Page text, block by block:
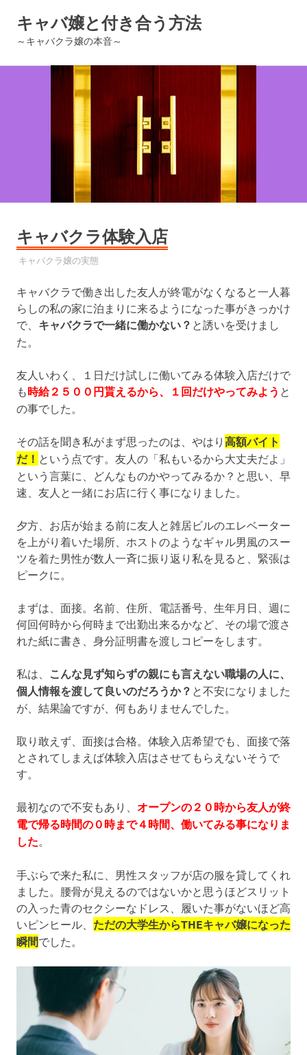
キャバ嬢と付き合う方法
～キャバクラ嬢の本音～
キャバクラ体験入店
2022年12月17日
YYYPRO
キャバクラ嬢の実態
キャバクラで働き出した友人が終電がなくなると一人暮
らしの私の家に泊まりに来るようになった事がきっかけ
で、 キャバクラで一緒に働かない？ と誘いを受けまし
た。
友人いわく、１日だけ試しに働いてみる体験入店だけで
も時給２５００円貰えるから、１回だけやってみよう と
の事でした。
その話を聞き私がまず思ったのは、やはり 高額バイト
だ！ という点です。友人の「私もいるから大丈夫だよ」
という言葉に、どんなものかやってみるか？と思い、早
速、友人と一緒にお店に行く事になりました。
夕方、お店が始まる前に友人と雑居ビルのエレベーター
を上がり着いた場所、ホストのようなギャル男風のスー
ツを着た男性が数人一斉に振り返り私を見ると、緊張は
ピークに。
まずは、面接。名前、住所、電話番号、生年月日、週に
何回何時から何時まで出勤出来るかなど、その場で渡さ
れた紙に書き、身分証明書を渡しコピーをします。
私は、 こんな見ず知らずの親にも言えない職場の人に、
個人情報を渡して良いのだろうか？ と不安になりました
が、結果論ですが、何もありませんでした。
取り敢えず、面接は合格。体験入店希望でも、面接で落
とされてしまえば体験入店はさせてもらえないそうで
す。
最初なので不安もあり、 オープンの２０時から友人が終
電で帰る時間の０時まで４時間、働いてみる事になりま
した。
手ぶらで来た私に、男性スタッフが店の服を貸してくれ
ました。腰骨が見えるのではないかと思うほどスリット
の入った青のセクシーなドレス、履いた事がないほど高
いピンヒール、 ただの大学生からTHEキャバ嬢になった
瞬間でした。